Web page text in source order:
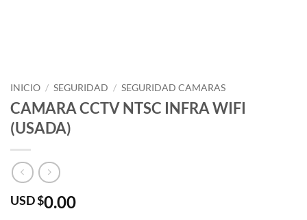
INICIO / SEGURIDAD / SEGURIDAD CAMARAS
CAMARA CCTV NTSC INFRA WIFI
(USADA)
USD $0.00